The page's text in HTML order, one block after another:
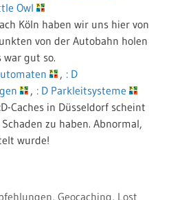
Owl
Köln haben wir uns hier von
von der Autobahn holen
war gut so.
, : D
, : D Parkleitsysteme
Caches in Düsseldorf scheint
zu haben. Abnormal,
wurde!
, Geocaching, Lost